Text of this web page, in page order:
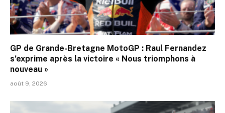
GP de Grande-Bretagne MotoGP : Raul Fernandez
s’exprime après la victoire « Nous triomphons à
nouveau »
août 9, 2026